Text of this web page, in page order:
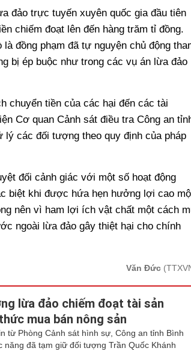
đảo trực tuyến xuyên quốc gia đầu tiên
chiếm đoạt lên đến hàng trăm tỉ đồng.
đồng phạm đã tự nguyện chủ động
bị ép buộc như trong các vụ án lừa đảo
chuyển tiền của các hại đến các tài
Cơ quan Cảnh sát điều tra Công an
lý các đối tượng theo quy định của pháp
đối cảnh giác với một số hoạt động
biệt khi được hứa hẹn hưởng lợi cao
nên vì ham lợi ích vật chất một cách
ngoài lừa đảo gây thiệt hại cho chính
Văn Đức
lừa đảo chiếm đoạt tài sản
mua bán nông sản
từ Phòng Cảnh sát hình sự, Công an tỉnh Bình
đã tạm giữ đối tượng Trần Quốc Khánh